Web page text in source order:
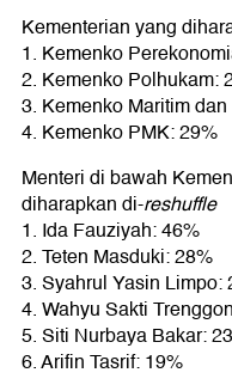
Kementerian yang
1. Kemenko
2. Kemenko Polhukam:
3. Kemenko Maritim
4. Kemenko PMK: 29%
Menteri di bawah
diharapkan di-reshuffle
1. Ida Fauziyah: 46%
2. Teten Masduki: 28%
3. Syahrul Yasin Limpo:
4. Wahyu Sakti
5. Siti Nurbaya Bakar:
6. Arifin Tasrif: 19%